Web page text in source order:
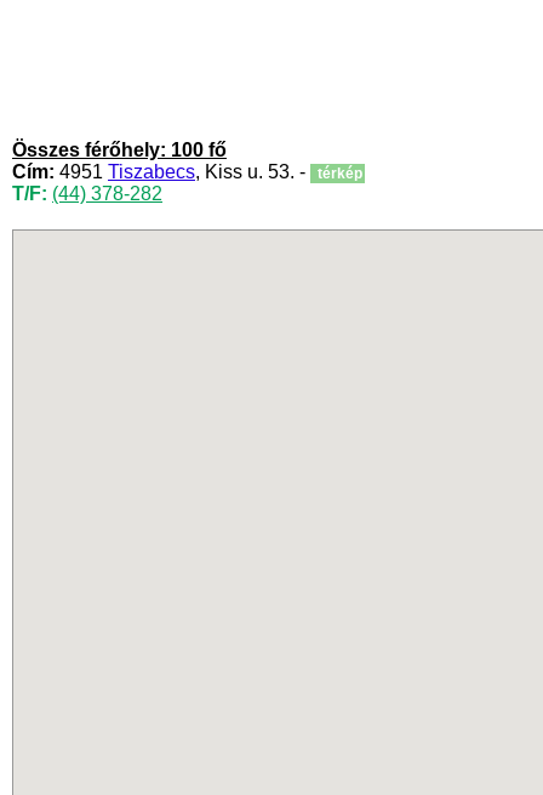
Összes férőhely: 100 fő
Cím: 4951 Tiszabecs, Kiss u. 53. - térkép
T/F: (44) 378-282